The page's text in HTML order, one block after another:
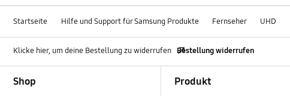
Startseite Hilfe und Support für Samsung Produkte Fernseher UHD
Klicke hier, um deine Bestellung zu widerrufen Bestellung widerrufen
Shop Produkt